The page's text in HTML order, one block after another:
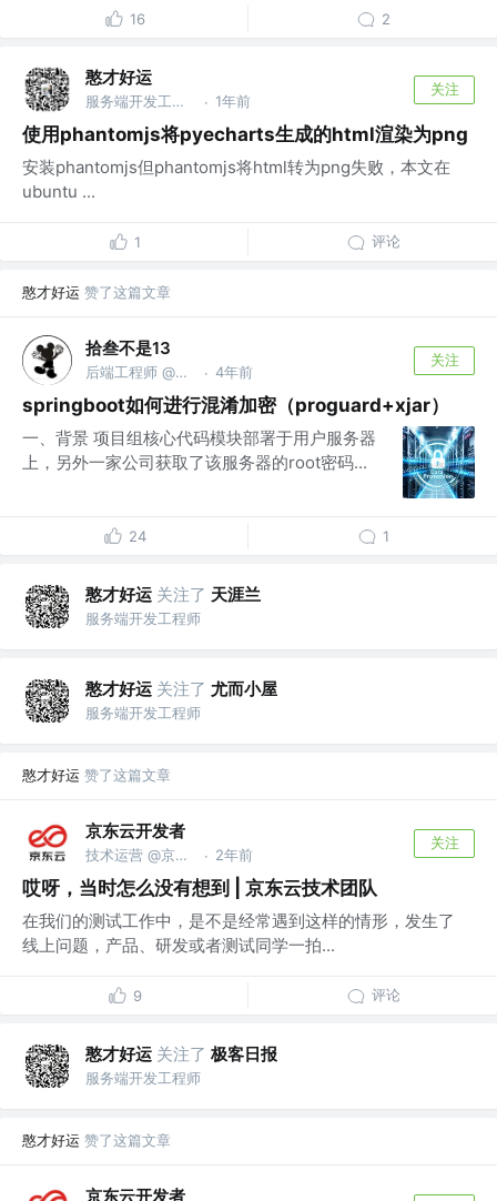
16 2
憨才好运
服务端开发工程师 · 1年前
关注
使用phantomjs将pyecharts生成的html渲染为png
安装phantomjs但phantomjs将html转为png失败，本文在
ubuntu ...
1 评论
憨才好运 赞了这篇文章
拾叁不是13
后端工程师 @中电科 · 4年前
关注
springboot如何进行混淆加密（proguard+xjar）
一、背景 项目组核心代码模块部署于用户服务器
上，另外一家公司获取了该服务器的root密码...
24 1
憨才好运 关注了 天涯兰
服务端开发工程师
憨才好运 关注了 尤而小屋
服务端开发工程师
憨才好运 赞了这篇文章
京东云开发者
技术运营 @京东科技信息技术有限公司 · 2年前
关注
哎呀，当时怎么没有想到 | 京东云技术团队
在我们的测试工作中，是不是经常遇到这样的情形，发生了
线上问题，产品、研发或者测试同学一拍...
9 评论
憨才好运 关注了 极客日报
服务端开发工程师
憨才好运 赞了这篇文章
京东云开发者